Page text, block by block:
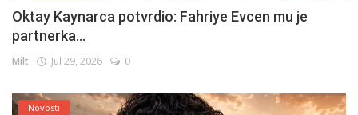
Oktay Kaynarca potvrdio: Fahriye Evcen mu je
partnerka...
Milt Jul 29, 2026 0
Novosti